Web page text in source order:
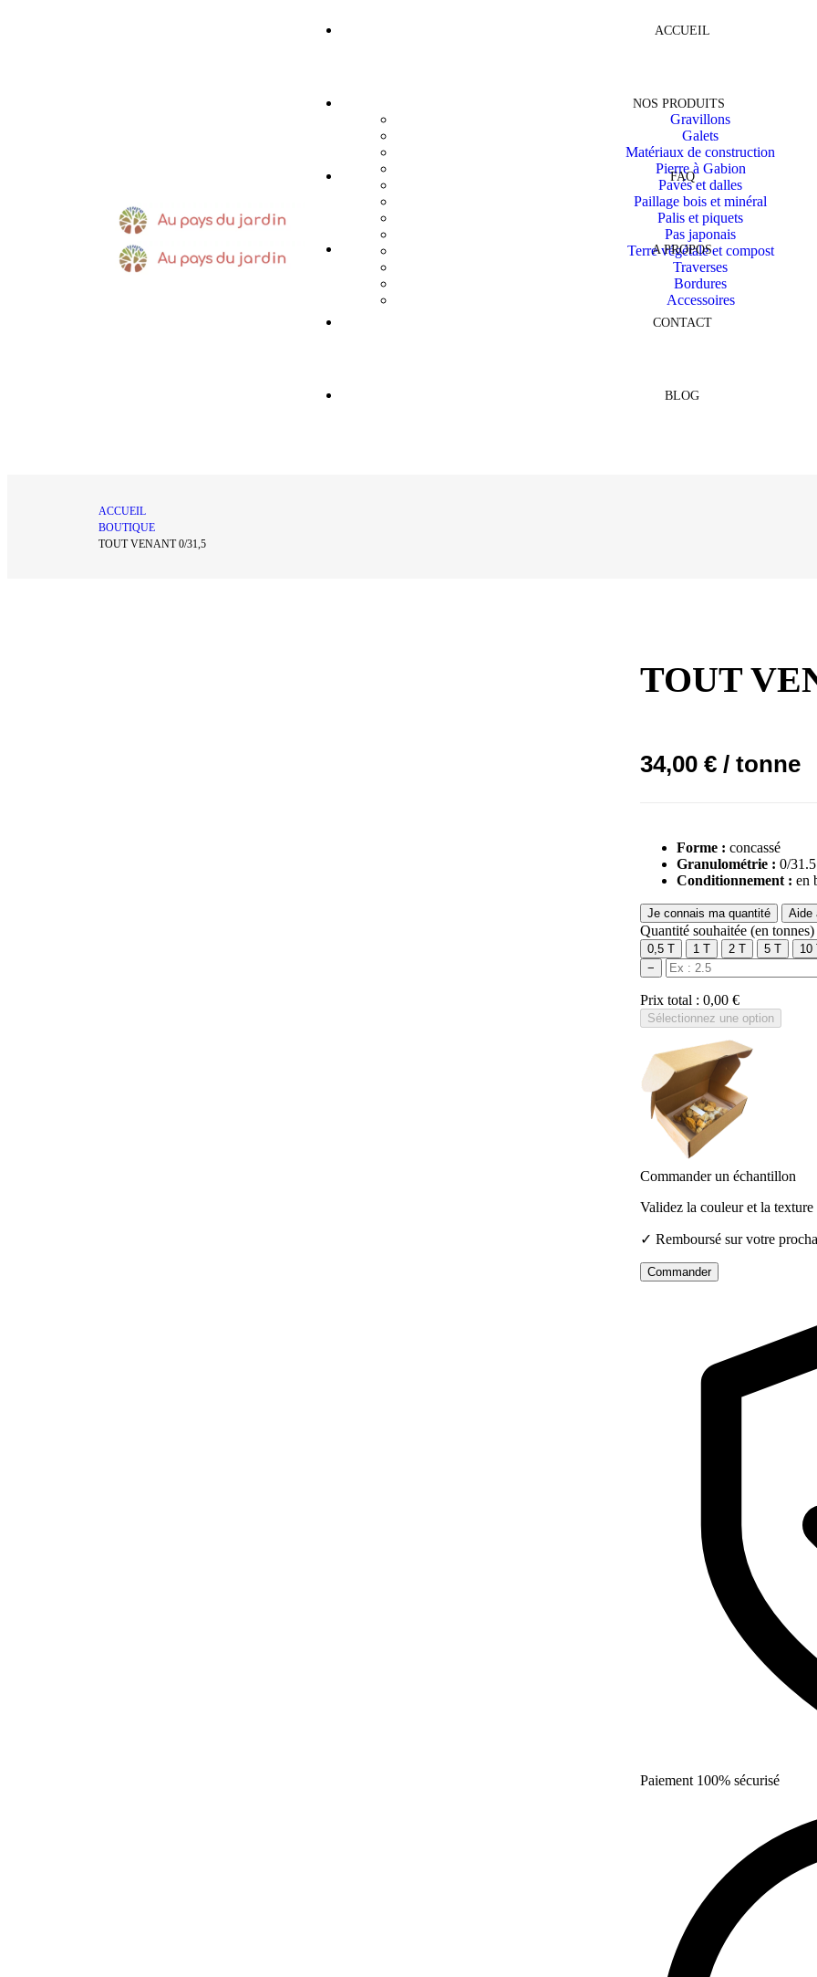
ACCUEIL
NOS PRODUITS
Gravillons
Galets
Matériaux de construction
Pierre à Gabion
Pavés et dalles
Paillage bois et minéral
Palis et piquets
Pas japonais
Terre végétale et compost
Traverses
Bordures
Accessoires
FAQ
A PROPOS
CONTACT
BLOG
ACCUEIL
BOUTIQUE
TOUT VENANT 0/31,5
TOUT
34,00 € / tonne
Forme : concassé
Granulométrie : 0/
Conditionnement : en
Je connais ma quantité Aide
Quantité souhaitée (en tonnes)
0,5 T 1 T 2 T 5 T
10
−
Prix total : 0,00 €
Sélectionnez une option
Commander un échantillon
Validez la couleur et la
✓ Remboursé sur votre
Commander
Paiement 100% sécurisé